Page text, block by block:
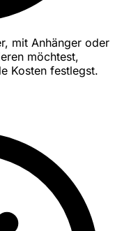
mit Anhänger oder
möchtest,
Kosten festlegst.